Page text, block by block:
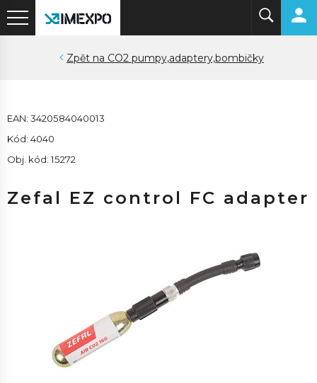
CO2 pumpy,adaptery,bombičky
EAN: 3420584040013
Kód: 4040
Obj. kód: 15272
Zefal EZ control FC adapter